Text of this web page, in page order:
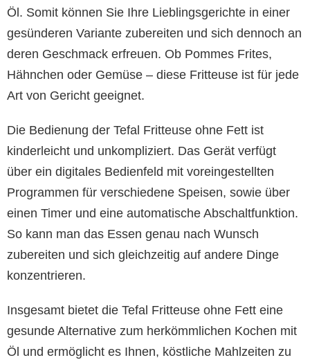
Öl. Somit können Sie Ihre Lieblingsgerichte in einer
gesünderen Variante zubereiten und sich dennoch an
deren Geschmack erfreuen. Ob Pommes Frites,
Hähnchen oder Gemüse – diese Fritteuse ist für jede
Art von Gericht geeignet.
Die Bedienung der Tefal Fritteuse ohne Fett ist
kinderleicht und unkompliziert. Das Gerät verfügt
über ein digitales Bedienfeld mit voreingestellten
Programmen für verschiedene Speisen, sowie über
einen Timer und eine automatische Abschaltfunktion.
So kann man das Essen genau nach Wunsch
zubereiten und sich gleichzeitig auf andere Dinge
konzentrieren.
Insgesamt bietet die Tefal Fritteuse ohne Fett eine
gesunde Alternative zum herkömmlichen Kochen mit
Öl und ermöglicht es Ihnen, köstliche Mahlzeiten zu